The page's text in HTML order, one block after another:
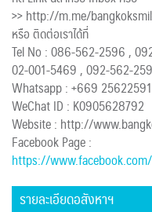
>> http://m.me/
หรือ ติดต่อเราได้ที่
Tel No : 086-562-2596 ,
02-001-5469 , 092-562-
Whatsapp : +669 25622591
WeChat ID : K0905628792
Website : http://
Facebook Page :
https://
รายละเอียดอสังหาฯ